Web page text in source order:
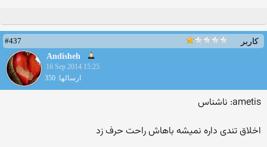
کاربر
#437
Andisheh
16 Sep 2014 15:25
ارسالها: 350
ametis: ناشناس
اخلاق تندی داره نمیشه باهاش راحت حرف زد